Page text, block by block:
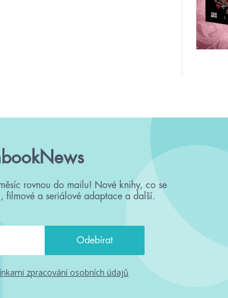
rovnou do mailu! Nové knihy, co se
filmové a seriálové adaptace a další.
zpracování osobních údajů